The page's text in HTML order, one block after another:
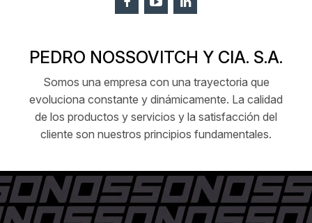
PEDRO NOSSOVITCH Y CIA. S.A.
Somos una empresa con una trayectoria que
evoluciona constante y dinámicamente. La calidad
de los productos y servicios y la satisfacción del
cliente son nuestros principios fundamentales.